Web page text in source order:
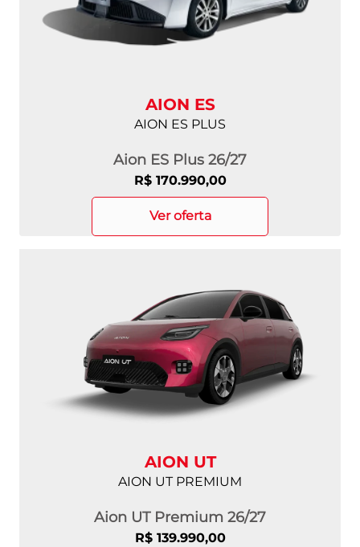
AION ES
AION ES PLUS
Aion ES Plus 26/27
R$ 170.990,00
ver oferta
AION UT
AION UT PREMIUM
Aion UT Premium 26/27
R$ 139.990,00